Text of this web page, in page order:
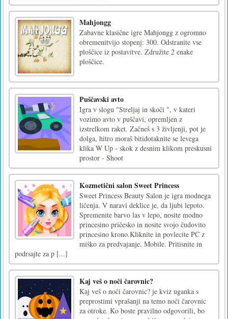
Mahjongg
Zabavne klasične igre Mahjongg z ogromno
obremenitvijo stopenj: 300. Odstranite vse
ploščice iz postavitve. Združite 2 enake
ploščice.
Puščavski avto
Igra v slogu "Streljaj in skoči ", v kateri
vozimo avto v puščavi, opremljen z
izstrelkom raket. Začneš s 3 življenji, pot je
dolga, hitro moraš bitidotaknite se levega
klika W Up - skok z desnim klikom preskusni
prostor - Shoot
Kozmetični salon Sweet Princess
Sweet Princess Beauty Salon je igra modnega
ličenja. V naravi deklice je, da ljubi lepoto.
Spremenite barvo las v lepo, nosite modno
princesino pričesko in nosite svojo čudovito
princesino krono.Kliknite in povlecite PC z
miško za predvajanje. Mobile. Pritisnite in
podrsajte za p [...]
Kaj veš o noči čarovnic?
Kaj veš o noči čarovnic? je kviz uganka s
preprostimi vprašanji na temo noči čarovnic
za otroke. Ko boste pravilno odgovorili, bo